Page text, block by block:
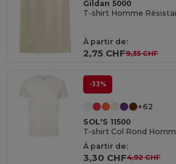
Gildan 5000
À partir de:
2,75 CHF9,35 CHF
-33%
+62
SOL'S 11500
À partir de:
3,30 CHF4,92 CHF